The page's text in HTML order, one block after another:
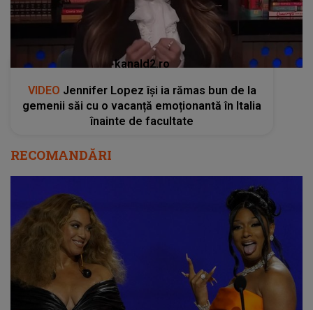
RECOMANDĂRI
Beyonce, cel mai premiat artist din istorie la
Premiile Grammy. Lista completă a
câștigătorilor